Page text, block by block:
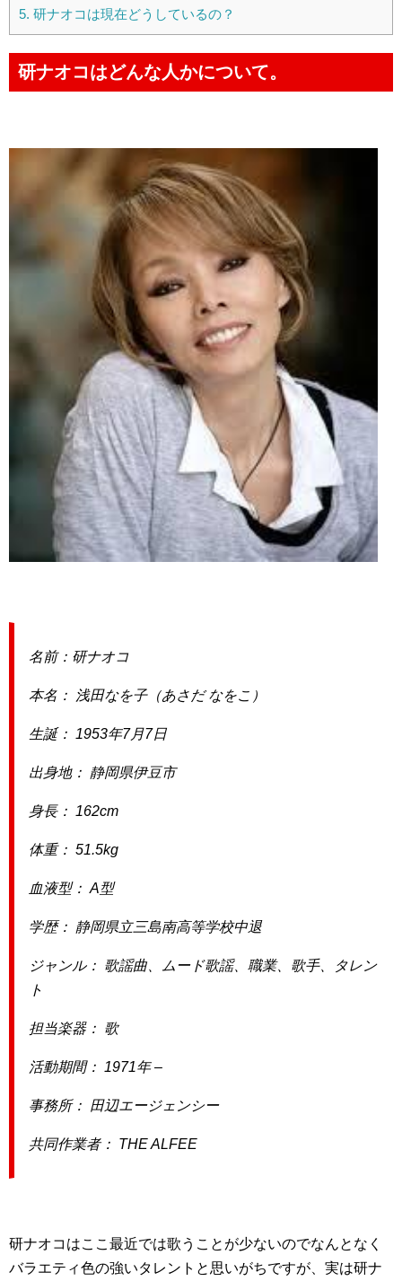
5. 研ナオコは現在どうしているの？
研ナオコはどんな人かについて。
名前：研ナオコ
本名： 浅田なを子（あさだ なをこ）
生誕： 1953年7月7日
出身地： 静岡県伊豆市
身長： 162cm
体重： 51.5kg
血液型： A型
学歴： 静岡県立三島南高等学校中退
ジャンル： 歌謡曲、ムード歌謡、職業、歌手、タレン
ト
担当楽器： 歌
活動期間： 1971年 –
事務所： 田辺エージェンシー
共同作業者： THE ALFEE
研ナオコはここ最近では歌うことが少ないのでなんとなく
バラエティ色の強いタレントと思いがちですが、実は研ナ